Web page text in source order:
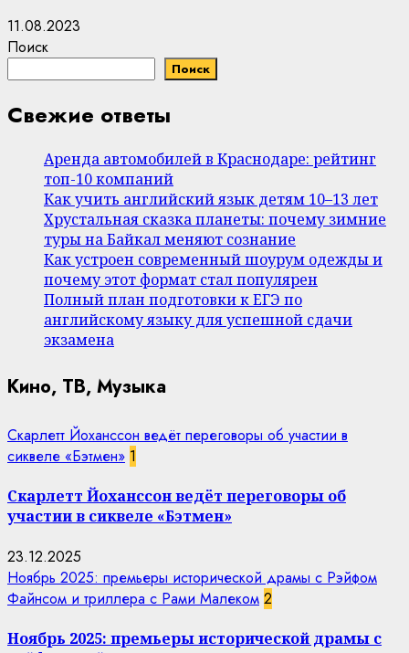
11.08.2023
Поиск
Поиск
Свежие ответы
Аренда автомобилей в Краснодаре: рейтинг
топ-10 компаний
Как учить английский язык детям 10–13 лет
Хрустальная сказка планеты: почему зимние
туры на Байкал меняют сознание
Как устроен современный шоурум одежды и
почему этот формат стал популярен
Полный план подготовки к ЕГЭ по
английскому языку для успешной сдачи
экзамена
Кино, ТВ, Музыка
Скарлетт Йоханссон ведёт переговоры об участии в
сиквеле «Бэтмен» 1
Скарлетт Йоханссон ведёт переговоры об
участии в сиквеле «Бэтмен»
23.12.2025
Ноябрь 2025: премьеры исторической драмы с Рэйфом
Файнсом и триллера с Рами Малеком 2
Ноябрь 2025: премьеры исторической драмы с